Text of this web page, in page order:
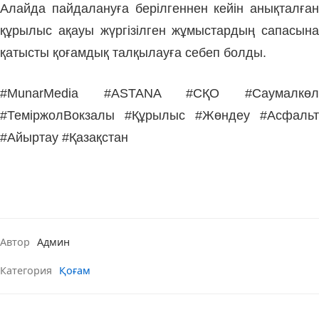
Алайда пайдалануға берілгеннен кейін анықталған
құрылыс ақауы жүргізілген жұмыстардың сапасына
қатысты қоғамдық талқылауға себеп болды.
#MunarMedia #ASTANA #СҚО #Саумалкөл
#ТеміржолВокзалы #Құрылыс #Жөндеу #Асфальт
#Айыртау #Қазақстан
Автор Админ
Категория Қоғам